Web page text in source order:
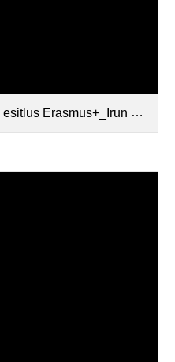
õpilastega.pdf